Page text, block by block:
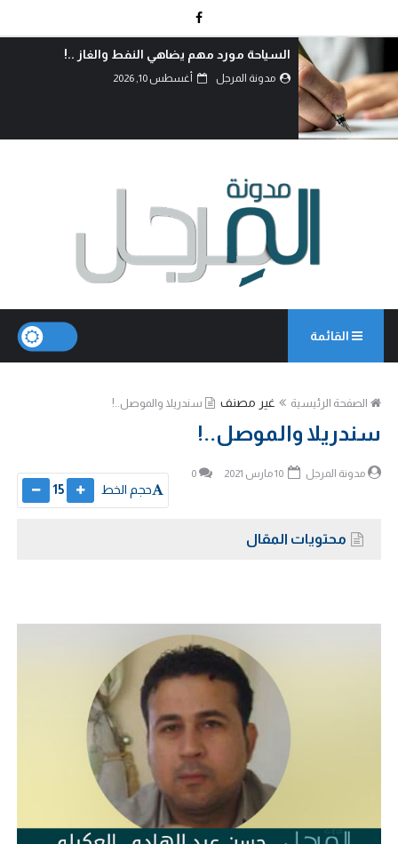
الحر الرياحي.. الفرق بين الدين والحق..!
مدونة المرجل أغسطس 10, 2026
القائمة
الصفحة الرئيسية غير مصنف سندريلا والموصل..!
سندريلا والموصل..!
مدونة المرجل 0
حجم الخط 15
محتويات المقال